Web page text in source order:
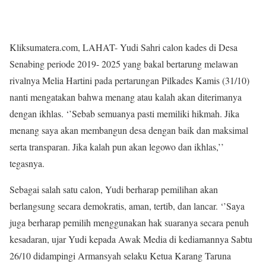
Kliksumatera.com, LAHAT- Yudi Sahri calon kades di Desa
Senabing periode 2019- 2025 yang bakal bertarung melawan
rivalnya Melia Hartini pada pertarungan Pilkades Kamis (31/10)
nanti mengatakan bahwa menang atau kalah akan diterimanya
dengan ikhlas. ‘’Sebab semuanya pasti memiliki hikmah. Jika
menang saya akan membangun desa dengan baik dan maksimal
serta transparan. Jika kalah pun akan legowo dan ikhlas,’’
tegasnya.
Sebagai salah satu calon, Yudi berharap pemilihan akan
berlangsung secara demokratis, aman, tertib, dan lancar. ‘’Saya
juga berharap pemilih menggunakan hak suaranya secara penuh
kesadaran, ujar Yudi kepada Awak Media di kediamannya Sabtu
26/10 didampingi Armansyah selaku Ketua Karang Taruna